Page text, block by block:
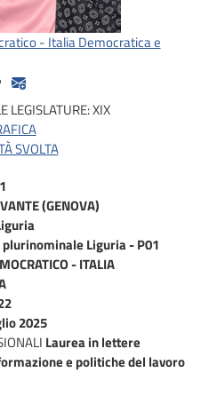
- Italia Democratica e
LEGISLATURE:XIX
SVOLTA
(GENOVA)
Liguria - P01
- ITALIA
2025
Laurea in lettere
e politiche del lavoro